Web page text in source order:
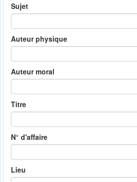
Sujet
Auteur physique
Auteur moral
Titre
N° d'affaire
Lieu